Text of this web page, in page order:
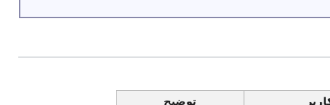
توضیح